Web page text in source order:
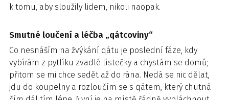
k tomu, aby sloužily lidem, nikoli naopak.
Smutné loučení a léčba „qátcoviny“
Co nesnáším na žvýkání qátu je poslední fáze, kdy
vybírám z pytlíku zvadlé lístečky a chystám se domů;
přitom se mi chce sedět až do rána. Nedá se nic dělat,
jdu do koupelny a rozloučím se s qátem, který chutná